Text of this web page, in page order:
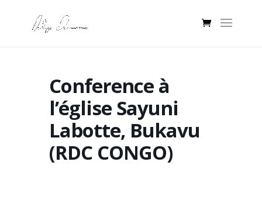
Conference à
l’église Sayuni
Labotte, Bukavu
(RDC CONGO)